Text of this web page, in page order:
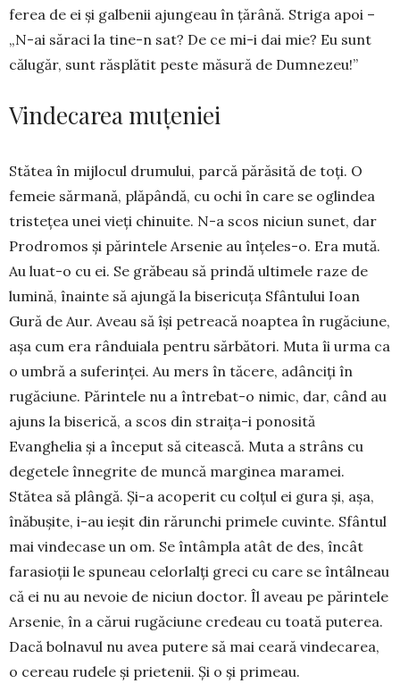
ferea de ei și galbe­nii ajungeau în țărână. Striga apoi –
„N-ai săraci la tine-n sat? De ce mi-i dai mie? Eu sunt
călugăr, sunt răsplătit peste măsură de Dumnezeu!”
Vindecarea muțeniei
Stătea în mijlocul drumului, parcă părăsită de toți. O
femeie sărmană, plăpândă, cu ochi în care se oglindea
tristețea unei vieți chinuite. N-a scos niciun sunet, dar
Prodromos și părintele Arsenie au înțeles-o. Era mută.
Au luat-o cu ei. Se grăbeau să prindă ultimele raze de
lumină, înainte să ajungă la bisericuța Sfântului Ioan
Gură de Aur. Aveau să își pe­treacă noaptea în rugă­ciune,
așa cum era rân­­duiala pentru sărbă­tori. Muta îi urma ca
o um­bră a suferinței. Au mers în tăcere, adânciți în
rugăciune. Părintele nu a întrebat-o nimic, dar, când au
ajuns la biserică, a scos din straița-i pono­sită
Evanghelia și a început să citească. Muta a strâns cu
degetele înnegrite de muncă marginea ma­ramei.
Stătea să plângă. Și-a acoperit cu colțul ei gura și, așa,
înăbu­șite, i-au ieșit din rărunchi pri­mele cuvinte. Sfântul
mai vindecase un om. Se întâmpla atât de des, încât
farasioții le spuneau celorlalți greci cu care se întâl­neau
că ei nu au nevoie de niciun doctor. Îl aveau pe părintele
Arse­nie, în a cărui rugăciune credeau cu toată puterea.
Dacă bolnavul nu avea putere să mai ceară vinde­carea,
o cereau rudele și prietenii. Și o și primeau.